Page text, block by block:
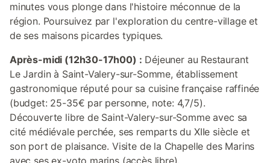
minutes vous plonge dans l'histoire méconnue de la
région. Poursuivez par l'exploration du centre-village et
de ses maisons picardes typiques.
Après-midi (12h30-17h00) : Déjeuner au Restaurant
Le Jardin à Saint-Valery-sur-Somme, établissement
gastronomique réputé pour sa cuisine française raffinée
(budget: 25-35€ par personne, note: 4,7/5).
Découverte libre de Saint-Valery-sur-Somme avec sa
cité médiévale perchée, ses remparts du XIIe siècle et
son port de plaisance. Visite de la Chapelle des Marins
avec ses ex-voto marins (accès libre).